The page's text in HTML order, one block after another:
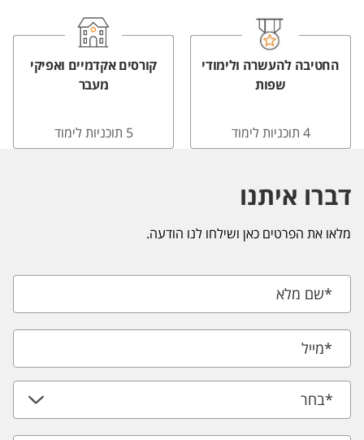
החטיבה להעשרה ולימודי
שפות
4 תוכניות לימוד
קורסים אקדמיים ואפיקי
מעבר
5 תוכניות לימוד
דברו איתנו
מלאו את הפרטים כאן ושילחו לנו הודעה.
*שם מלא
*מייל
*בחר